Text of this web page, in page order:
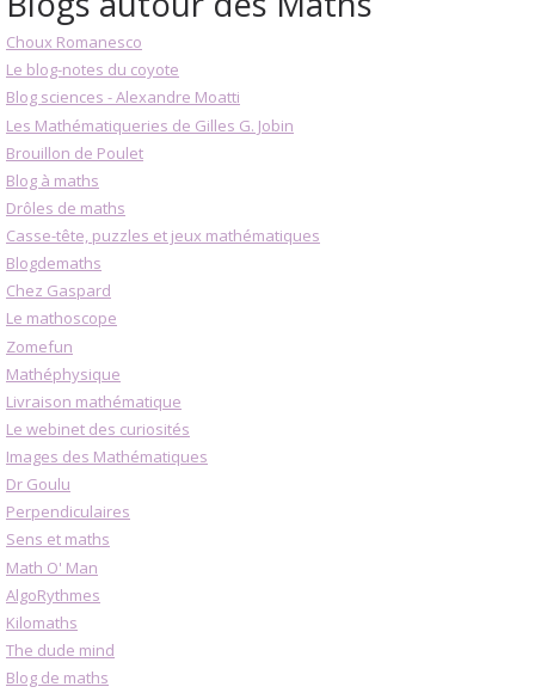
Choux Romanesco
Le blog-notes du coyote
Blog sciences - Alexandre Moatti
Les Mathématiqueries de Gilles G. Jobin
Brouillon de Poulet
Blog à maths
Drôles de maths
Casse-tête, puzzles et jeux mathématiques
Blogdemaths
Chez Gaspard
Le mathoscope
Zomefun
Mathéphysique
Livraison mathématique
Le webinet des curiosités
Images des Mathématiques
Dr Goulu
Perpendiculaires
Sens et maths
Math O' Man
AlgoRythmes
Kilomaths
The dude mind
Blog de maths